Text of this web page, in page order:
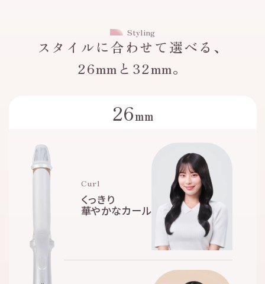
Styling
スタイルに合わせて選べる、
26mmと32mm。
26mm
Curl
くっきり
華やかなカール